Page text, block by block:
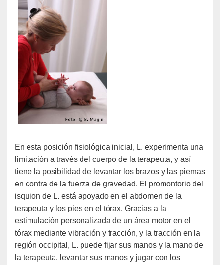
En esta posición fisiológica inicial, L. experimenta una
limitación a través del cuerpo de la terapeuta, y así
tiene la posibilidad de levantar los brazos y las piernas
en contra de la fuerza de gravedad. El promontorio del
isquion de L. está apoyado en el abdomen de la
terapeuta y los pies en el tórax. Gracias a la
estimulación personalizada de un área motor en el
tórax mediante vibración y tracción, y la tracción en la
región occipital, L. puede fijar sus manos y la mano de
la terapeuta, levantar sus manos y jugar con los